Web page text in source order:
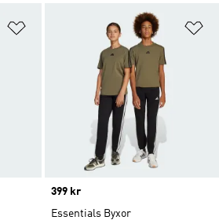
Lägg till på önskelistan
Price
399 kr
Essentials Byxor